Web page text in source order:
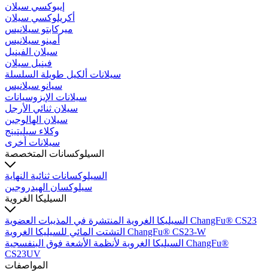
إيبوكسي سيلان
أكريلوكسي سيلان
ميركابتو سيلانيس
أمينو سيلانيس
سيلان الفينيل
فينيل سيلان
سيلانات ألكيل طويلة السلسلة
سيانو سيلانيس
سيلانات الإيزوسيانات
سيلان ثنائي الأرجل
سيلان الهالوجين
وكلاء سيليتينج
سيلانات أخرى
السيلوكسانات المتخصصة
السيلوكسانات ثنائية النهاية
سيلوكسان الهيدروجين
السيليكا الغروية
السيليكا الغروية المنتشرة في المذيبات العضوية ChangFu® CS23
التشتت المائي للسيليكا الغروية ChangFu® CS23-W
السيليكا الغروية لأنظمة الأشعة فوق البنفسجية ChangFu®
CS23UV
المواصفات